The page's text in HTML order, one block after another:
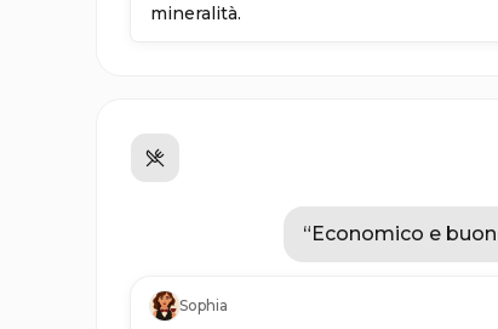
mineralità.
“ Economico e
Sophia